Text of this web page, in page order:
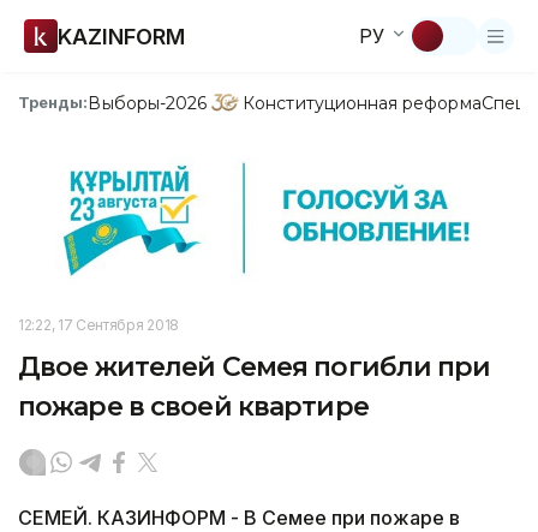
KAZINFORM РУ
Тренды:Выборы-2026 Конституционная реформа
12:22, 17 Сентября 2018
Двое жителей Семея погибли при
пожаре в своей квартире
СЕМЕЙ. КАЗИНФОРМ - В Семее при пожаре в